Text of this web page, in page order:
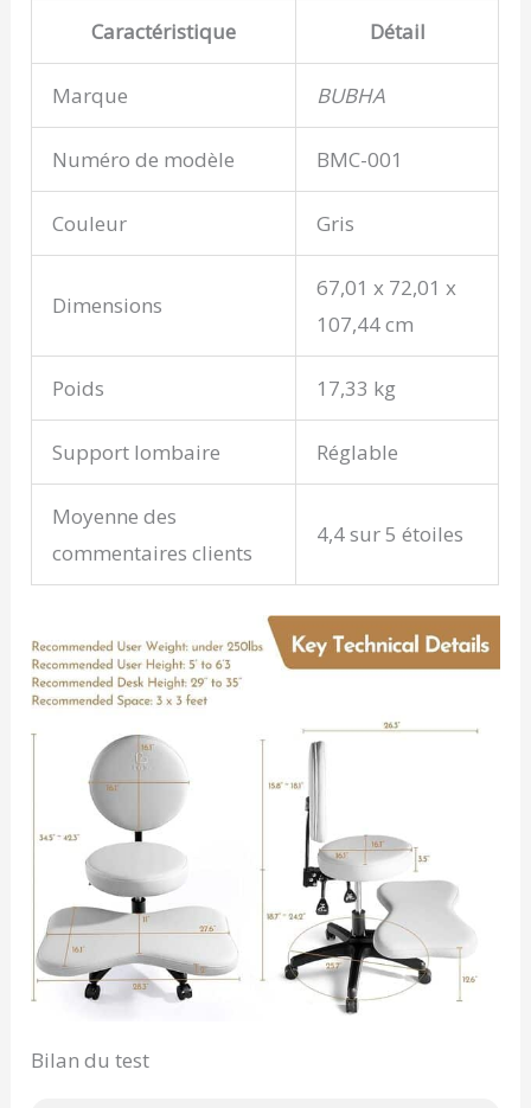
Caractéristique Détail
Marque BUBHA
Numéro de modèle BMC-001
Couleur Gris
Dimensions
67,01 x 72,01 x
107,44 cm
Poids 17,33 kg
Support lombaire Réglable
Moyenne des
commentaires clients
4,4 sur 5 étoiles
Bilan du test